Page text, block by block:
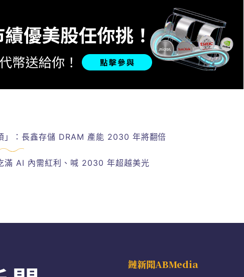
」：長鑫存儲 DRAM 產能 2030 年將翻倍
滿 AI 內需紅利、喊 2030 年超越美光
鏈新聞ABMedia